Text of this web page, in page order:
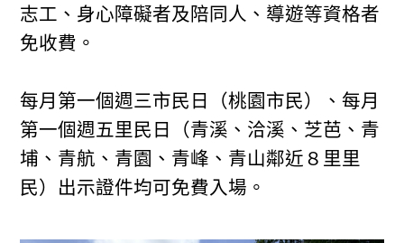
志工、身心障礙者及陪同人、導遊等資格者
免收費。
每月第一個週三市民日（桃園市民）、每月
第一個週五里民日（青溪、洽溪、芝芭、青
埔、青航、青園、青峰、青山鄰近８里里
民）出示證件均可免費入場。